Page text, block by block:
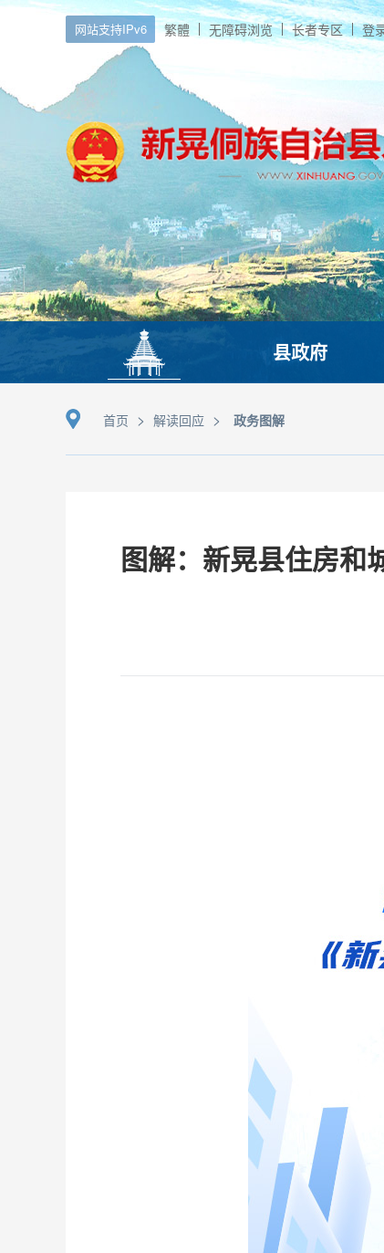
网站支持IPv6 繁體 无障碍浏览 长者专区 登
县政府
首页 > 解读回应 > 政务图解
图解：新晃县住房和